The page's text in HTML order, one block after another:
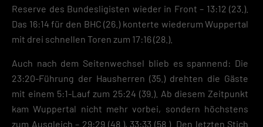
Reserve des Bundesligisten wieder in Front – 13:12 (23.).
Das 16:14 für den BHC (26.) konterte wiederum Wuppertal
mit drei schnellen Toren zum 17:16 (28.).
Auch nach dem Seitenwechsel blieb es spannend: Die
23:20-Führung der Hausherren (35.) drehten die Gäste
mit einem 5:1-Lauf zum 25:24 (39.). Ab diesem Zeitpunkt
kam Wuppertal nicht mehr vorbei, sondern höchstens
zum Ausgleich – 29:29 (48.), 33:33 (58.). Den letzten Stich
Zurück
Datenschutzeinstellungen
Essenziell (2)
einwandfreie Funktion der Website erforderlich.
Cookie-Informationen anzeigen